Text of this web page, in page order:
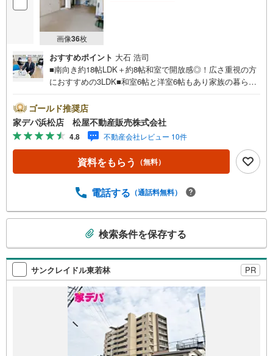
画像36枚
おすすめポイント 大石 浩司
■南向き約18帖LDK＋約8帖和室で開放感◎！広さ重視の方
におすすめの3LDK■和室6帖と洋室6帖もあり家族の暮らし
台分無料。買い物や通勤にも便利です。・駐車場承継可、
来客用4台分あり●松屋不動産販売株式会社 家デパのつよみ
●・浜松市中央区に特化し浜名区まで幅広い物件を取り扱っ
ています！浜松市の物件ならおまかせください。新築戸
建、中古戸建、中古マンション、土地をお客様のご希望に
合わせてご提案いたします！・中古物件のリフォーム実績
リフォームを行っています。新築購入より低コストで、新
ス用意しております。ぜひご家族そろってご来場くださ
い。・営業時間 午前9時00分～午後6時30分 （定休日:水曜
日）この時間帯はお電話でのお問い合わせがスムーズにご
案内できます。右下の電話ボタンをタッチ！もしくはお気
軽にお電話ください。
ゴールド推奨店
家デパ浜松店 松屋不動産販売株式会社
4.8 不動産会社レビュー 10件
資料をもらう （無料）
電話する （通話料無料）
検
索
条
検索条件を保存する
サンクレイドル東若林 PR